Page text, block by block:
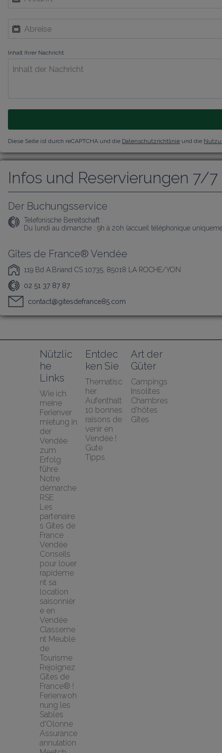
Inhalt Ihrer Nachricht
Diese Seite ist durch reCAPTCHA und die Datenschutzrichtlinie und die
Infos und Reservierungen 7/7
Der Buchungsservice
Telefonische Bereitschaft :
Du lundi au dimanche : 9h à 20h (accueil téléphonique
Gîtes de France® Vendée
119 Bd A.Briand CS 10735, 85018 LA ROCHE/YON
02 51 37 87 87
contact@gitesdefrance85.com
Nützlic
he
Links
Wie ich
meine
Ferienver
mietung in
der
Vendée
zum
Erfolg
führe
Notre
démarche
RSE
Les
partenaire
s Gites de
France
Vendée
Conseils
pour louer
rapideme
nt sa
location
saisonnièr
e en
Vendée
Classeme
nt Meublé
de
Tourisme
Rejoignez
Gîtes de
France® !
Ferienwoh
nung les
Sables
d'Olonne
Assurance
annulation
Entdec
ken Sie
Thematisc
her
Aufenthalt
10 bonnes
raisons de
venir en
Vendée !
Gute
Tipps
Art der
Güter
Campings
Insolites
Chambres
d'hôtes
Gîtes